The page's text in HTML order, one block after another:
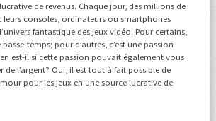
de revenus. Chaque jour, des millions de
leurs consoles, ordinateurs ou smartphones
fantastique des jeux vidéo. Pour certains,
temps; pour d’autres, c’est une passion
est-il si cette passion pouvait également vous
de l’argent? Oui, il est tout à fait possible de
pour les jeux en une source lucrative de